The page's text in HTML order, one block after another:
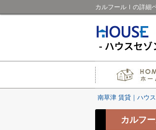
カルフールⅠの詳細
南草津 賃貸｜ハウ
カルフ